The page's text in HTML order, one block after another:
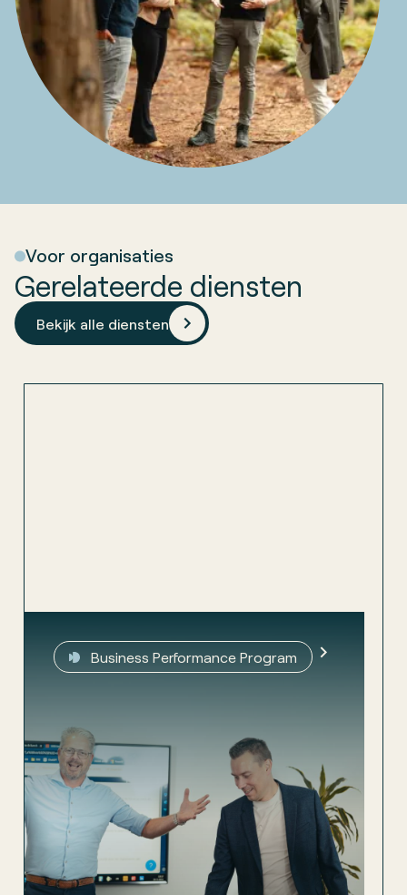
Voor organisaties
Gerelateerde diensten
Bekijk alle diensten
Business Performance Program
Business Performance Program
Het complete programma voor MKB-
ondernemers die toe zijn aan het volgende